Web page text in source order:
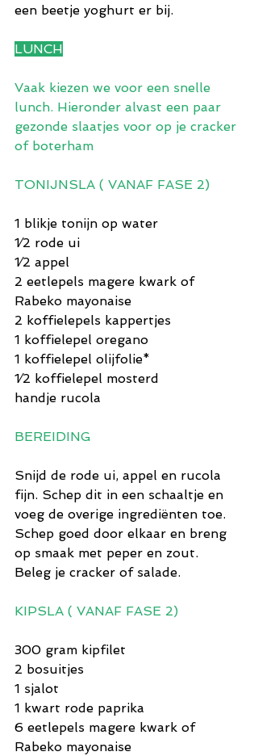
een beetje yoghurt er bij.
LUNCH
Vaak kiezen we voor een snelle
lunch. Hieronder alvast een paar
gezonde slaatjes voor op je cracker
of boterham
TONIJNSLA ( VANAF FASE 2)
1 blikje tonijn op water
1⁄2 rode ui
1⁄2 appel
2 eetlepels magere kwark of
Rabeko mayonaise
2 koffielepels kappertjes
1 koffielepel oregano
1 koffielepel olijfolie*
1⁄2 koffielepel mosterd
handje rucola
BEREIDING
Snijd de rode ui, appel en rucola
fijn. Schep dit in een schaaltje en
voeg de overige ingrediënten toe.
Schep goed door elkaar en breng
op smaak met peper en zout.
Beleg je cracker of salade.
KIPSLA ( VANAF FASE 2)
300 gram kipfilet
2 bosuitjes
1 sjalot
1 kwart rode paprika
6 eetlepels magere kwark of
Rabeko mayonaise